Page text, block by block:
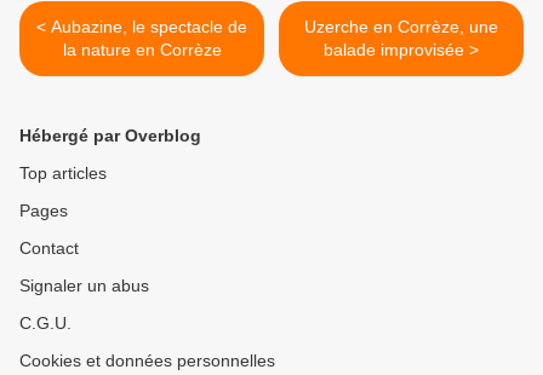
< Aubazine, le spectacle de
la nature en Corrèze
Uzerche en Corrèze, une
balade improvisée >
Hébergé par Overblog
Top articles
Pages
Contact
Signaler un abus
C.G.U.
Cookies et données personnelles